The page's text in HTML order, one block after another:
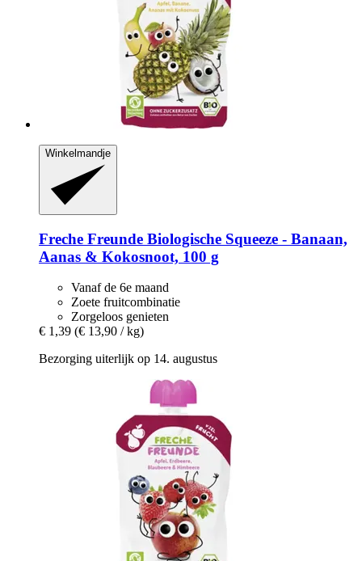
Winkelmandje
Freche Freunde Biologische Squeeze -​ Banaan,
Aanas & Kokosnoot, 100 g
Vanaf de 6e maand
Zoete fruitcombinatie
Zorgeloos genieten
€ 1,39 (€ 13,90 / kg)
Bezorging uiterlijk op 14. augustus